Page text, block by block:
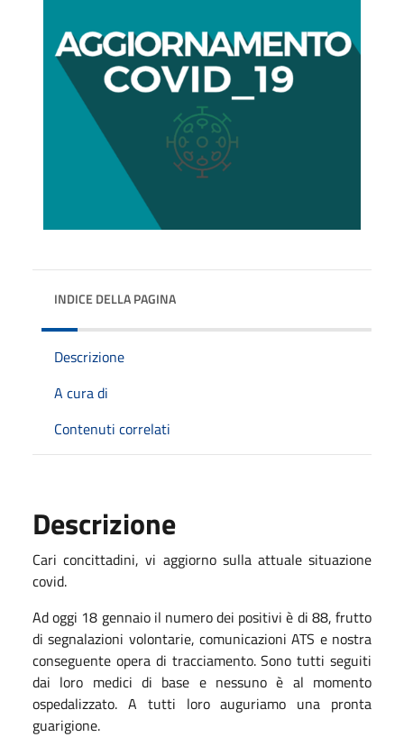
INDICE DELLA PAGINA
Descrizione
A cura di
Contenuti correlati
Descrizione
Cari concittadini, vi aggiorno sulla attualesituazione
covid.
Ad oggi 18 gennaio il numero dei positivi è di 88, frutto
di segnalazioni volontarie, comunicazioni ATS e nostra
conseguente opera di tracciamento.Sonotuttiseguiti
dai loro medici di base e nessuno è al momento
ospedalizzato. A tutti loro auguriamo una pronta
guarigione.